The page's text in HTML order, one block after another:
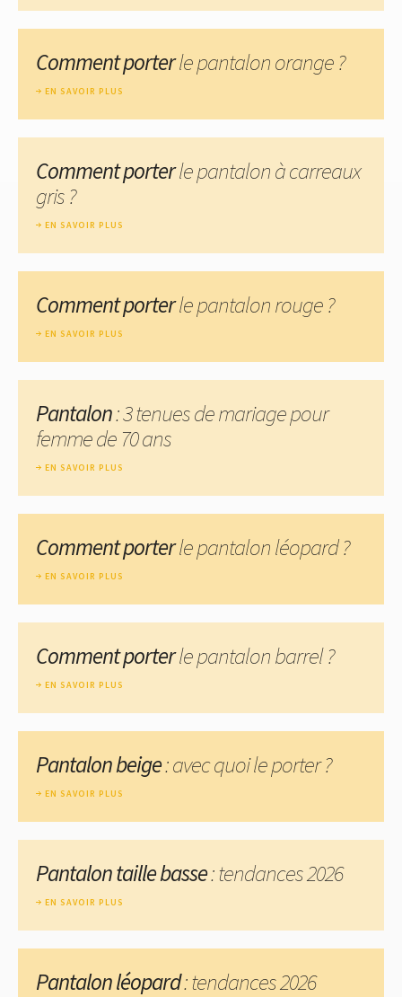
Comment porterle pantalon orange ?
EN SAVOIR PLUS
Comment porterle pantalon à carreaux
gris ?
EN SAVOIR PLUS
Comment porterle pantalon rouge ?
EN SAVOIR PLUS
Pantalon: 3 tenues de mariage pour
femme de 70 ans
EN SAVOIR PLUS
Comment porterle pantalon léopard ?
EN SAVOIR PLUS
Comment porterle pantalon barrel ?
EN SAVOIR PLUS
Pantalon beige: avec quoi le porter ?
EN SAVOIR PLUS
Pantalon taille basse: tendances 2026
EN SAVOIR PLUS
Pantalon léopard: tendances 2026